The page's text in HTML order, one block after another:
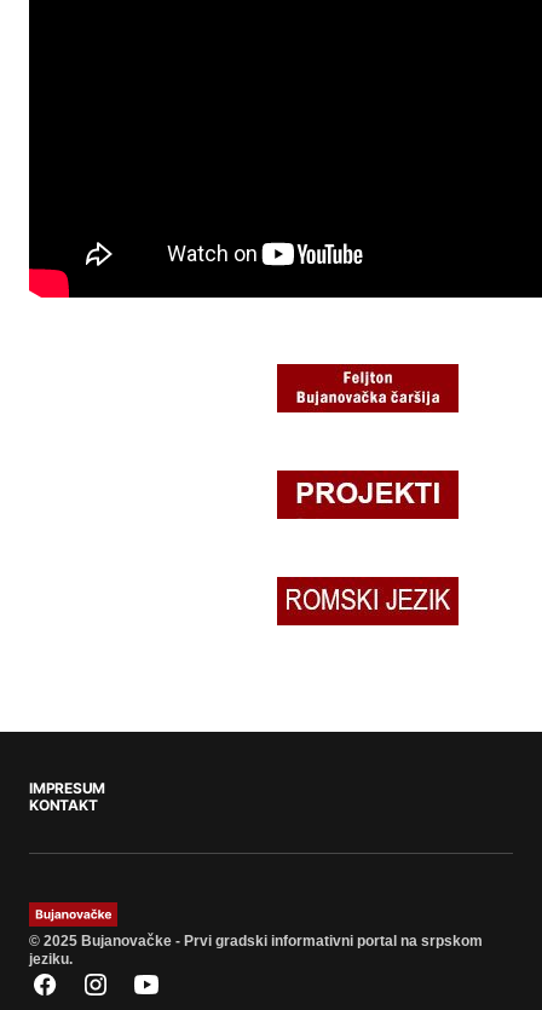
IMPRESUM
KONTAKT
© 2025 Bujanovačke - Prvi gradski informativni portal na srpskom
jeziku.